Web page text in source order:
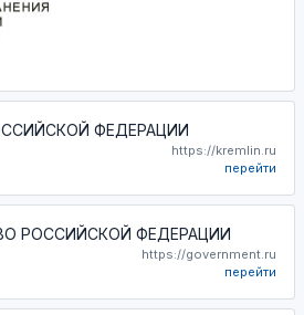
ФЕДЕРАЦИИ
https://kremlin.ru
перейти
РОССИЙСКОЙ ФЕДЕРАЦИИ
https://government.ru
перейти